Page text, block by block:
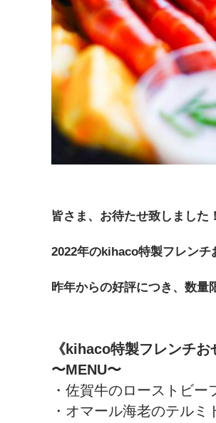
皆さま、お待たせ致しました！
2022年のkihaco特製フレン
昨年からの好評につき、数量
《kihaco特製フレンチお
〜MENU〜
・佐賀牛のローストビー
・オマール海老のテルミ